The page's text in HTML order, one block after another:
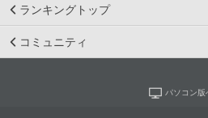
ランキングトップ
コミュニティ
パソコン版